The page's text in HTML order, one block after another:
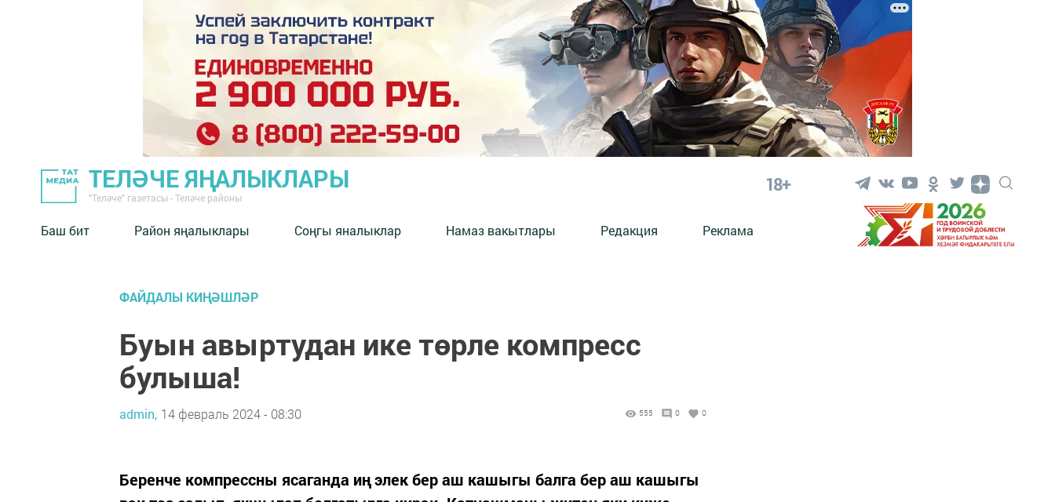
ТЕЛӘЧЕ ЯҢАЛЫКЛАРЫ
"Теләче" газетасы - Теләче районы
18+
Баш бит Район яңалыклары Соңгы яналыклар Намаз вакытлары Редакция Реклама
ФАЙДАЛЫ КИҢӘШЛӘР
Буын авыртудан ике төрле компресс
булыша!
admin, 14 февраль 2024 - 08:30 555 0 0
Беренче компрессны ясаганда иң элек бер аш кашыгы балга бер аш кашыгы